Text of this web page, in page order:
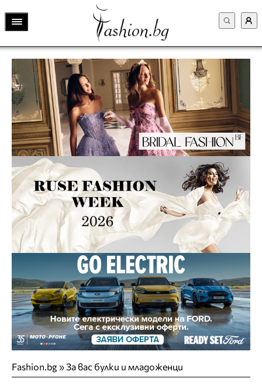
Fashion.bg» За вас булки и младоженци